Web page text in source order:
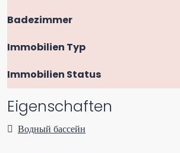
Badezimmer
Immobilien Typ
Immobilien Status
Eigenschaften
Водный бассейн